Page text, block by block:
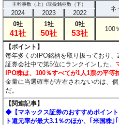
主幹事数（上）/取扱銘柄数（下）
ネ
2024 2023
2022
0社
41社
1社
50社
0社
53社
100
【ポイント】
毎年多くのIPO銘柄を取り扱っており
証券会社中で第5位にランクインした。
IPO株は、100％すべてが1人1票の平等
金量に当選確率が左右されないのは、
だ。
【関連記事】
◆【マネックス証券のおすすめポイン
ト還元率が最大3.1％のほか、｢米国株